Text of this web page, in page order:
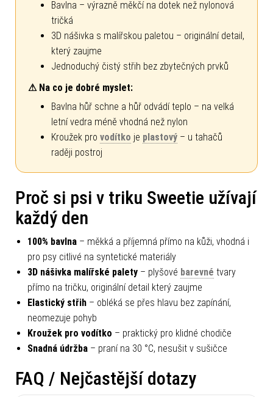
Bavlna – výrazně měkčí na dotek než nylonová
tričká
3D nášivka s malířskou paletou – originální detail,
který zaujme
Jednoduchý čistý střih bez zbytečných prvků
⚠ Na co je dobré myslet:
Bavlna hůř schne a hůř odvádí teplo – na velká
letní vedra méně vhodná než nylon
Kroužek pro vodítko je plastový – u tahačů
raději postroj
Proč si psi v triku Sweetie užívají
každý den
100% bavlna – měkká a příjemná přímo na kůži, vhodná i
pro psy citlivé na syntetické materiály
3D nášivka malířské palety – plyšové barevné tvary
přímo na tričku, originální detail který zaujme
Elastický střih – obléká se přes hlavu bez zapínání,
neomezuje pohyb
Kroužek pro vodítko – praktický pro klidné chodiče
Snadná údržba – praní na 30 °C, nesušit v sušičce
FAQ / Nejčastější dotazy